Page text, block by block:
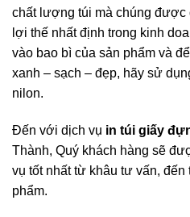
chất lượng túi mà chúng được
lợi thế nhất định trong kinh
vào bao bì của sản phẩm và
xanh – sạch – đẹp, hãy sử
nilon.
Đến với dịch vụ in túi giấy
Thành, Quý khách hàng sẽ
vụ tốt nhất từ khâu tư vấn, đến
phẩm.